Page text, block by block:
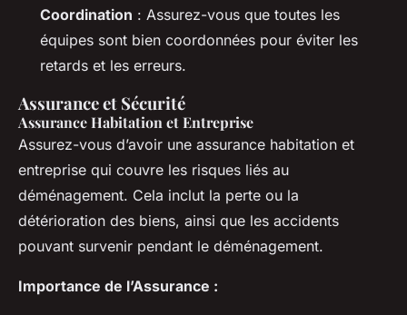
Coordination : Assurez-vous que toutes les
équipes sont bien coordonnées pour éviter les
retards et les erreurs.
Assurance et Sécurité
Assurance Habitation et Entreprise
Assurez-vous d’avoir une assurance habitation et
entreprise qui couvre les risques liés au
déménagement. Cela inclut la perte ou la
détérioration des biens, ainsi que les accidents
pouvant survenir pendant le déménagement.
Importance de l’Assurance :